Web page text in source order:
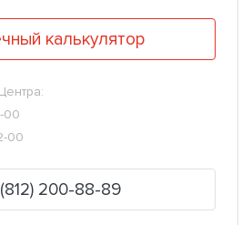
калькулятор
00
00
200-88-89